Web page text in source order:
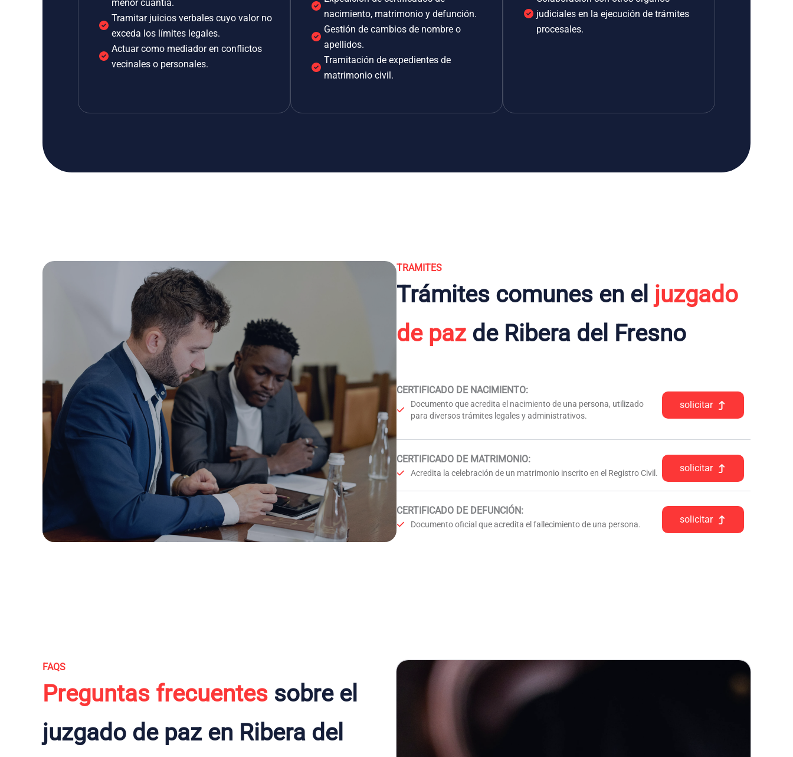
menor cuantía.
Tramitar juicios verbales cuyo valor no
exceda los límites legales.
Actuar como mediador en conflictos
vecinales o personales.
nacimiento, matrimonio y defunción.
Gestión de cambios de nombre o
apellidos.
Tramitación de expedientes de
matrimonio civil.
judiciales en la ejecución de trámites
procesales.
TRAMITES
Trámites comunes en el juzgado
de pazde Ribera del Fresno
CERTIFICADO DE NACIMIENTO:
Documento que acredita el nacimiento de una persona, utilizado
para diversos trámites legales y administrativos.
solicitar
CERTIFICADO DE MATRIMONIO:
Acredita la celebración de un matrimonio inscrito en el Registro Civil. solicitar
CERTIFICADO DE DEFUNCIÓN:
Documento oficial que acredita el fallecimiento de una persona. solicitar
FAQS
Preguntas frecuentes sobre el
juzgado de paz en Ribera del